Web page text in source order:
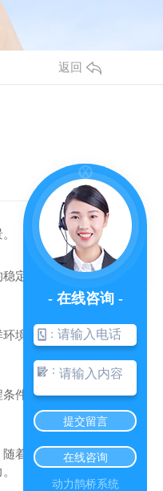
返回
定性和承载
境或化工厂
件下的需
着对其性能
- 在线咨询 -
：
：
提交留言
在线咨询
动力鹊桥系统